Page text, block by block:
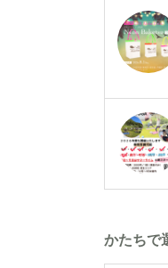
かたちで